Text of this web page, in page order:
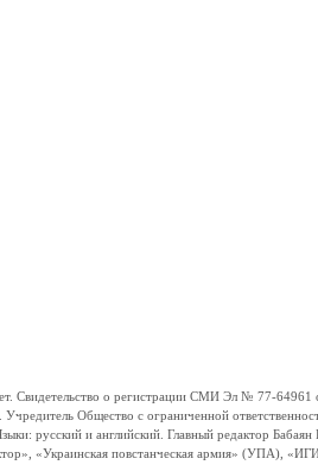
о регистрации СМИ Эл № 77-64961
Общество с ограниченной
русский и английский. Главный редактор
«Украинская повстанческая армия»